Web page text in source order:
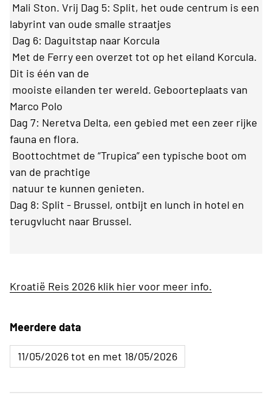
Mali Ston. Vrij Dag 5: Split, het oude centrum is een
labyrint van oude smalle straatjes
Dag 6: Daguitstap naar Korcula
Met de Ferry een overzet tot op het eiland Korcula.
Dit is één van de
mooiste eilanden ter wereld. Geboorteplaats van
Marco Polo
Dag 7: Neretva Delta, een gebied met een zeer rijke
fauna en flora.
Boottochtmet de “Trupica” een typische boot om
van de prachtige
natuur te kunnen genieten.
Dag 8: Split - Brussel, ontbijt en lunch in hotel en
terugvlucht naar Brussel.
Kroatië Reis 2026 klik hier voor meer info.
Meerdere data
11/05/2026 tot en met 18/05/2026